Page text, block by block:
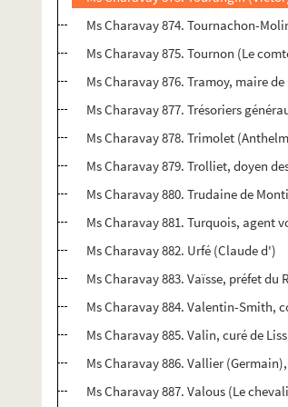
Ms Charavay 874. Tournachon-
Ms Charavay 875. Tournon (Le
Ms Charavay 876. Tramoy, maire
Ms Charavay 877. Trésoriers
Ms Charavay 878. Trimolet
Ms Charavay 879. Trolliet, doyen
Ms Charavay 880. Trudaine de
Ms Charavay 881. Turquois, agent
Ms Charavay 882. Urfé (Claude d')
Ms Charavay 883. Vaïsse, préfet du
Ms Charavay 884. Valentin-Smith,
Ms Charavay 885. Valin, curé de
Ms Charavay 886. Vallier
Ms Charavay 887. Valous (Le